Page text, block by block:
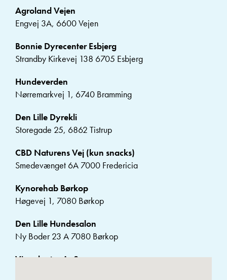
Agroland Vejen
Engvej 3A, 6600 Vejen
Bonnie Dyrecenter Esbjerg
Strandby Kirkevej 138 6705 Esbjerg
Hundeverden
Nørremarkvej 1, 6740 Bramming
Den Lille Dyrekli
Storegade 25, 6862 Tistrup
CBD Naturens Vej (kun snacks)
Smedevænget 6A 7000 Fredericia
Kynorehab Børkop
Høgevej 1, 7080 Børkop
Den Lille Hundesalon
Ny Boder 23 A 7080 Børkop
Vimedpoter ApS